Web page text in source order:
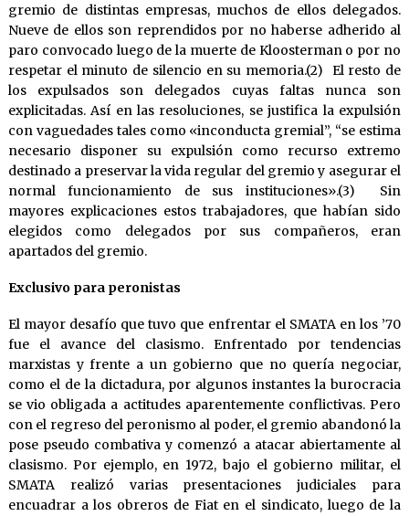
gremio de distintas empresas, muchos de ellos delegados.
Nueve de ellos son reprendidos por no haberse adherido al
paro convocado luego de la muerte de Kloosterman o por no
respetar el minuto de silencio en su memoria.(2) El resto de
los expulsados son delegados cuyas faltas nunca son
explicitadas. Así en las resoluciones, se justifica la expulsión
con vaguedades tales como «inconducta gremial”, “se estima
necesario disponer su expulsión como recurso extremo
destinado a preservar la vida regular del gremio y asegurar el
normal funcionamiento de sus instituciones».(3) Sin
mayores explicaciones estos trabajadores, que habían sido
elegidos como delegados por sus compañeros, eran
apartados del gremio.
Exclusivo para peronistas
El mayor desafío que tuvo que enfrentar el SMATA en los ’70
fue el avance del clasismo. Enfrentado por tendencias
marxistas y frente a un gobierno que no quería negociar,
como el de la dictadura, por algunos instantes la burocracia
se vio obligada a actitudes aparentemente conflictivas. Pero
con el regreso del peronismo al poder, el gremio abandonó la
pose pseudo combativa y comenzó a atacar abiertamente al
clasismo. Por ejemplo, en 1972, bajo el gobierno militar, el
SMATA realizó varias presentaciones judiciales para
encuadrar a los obreros de Fiat en el sindicato, luego de la